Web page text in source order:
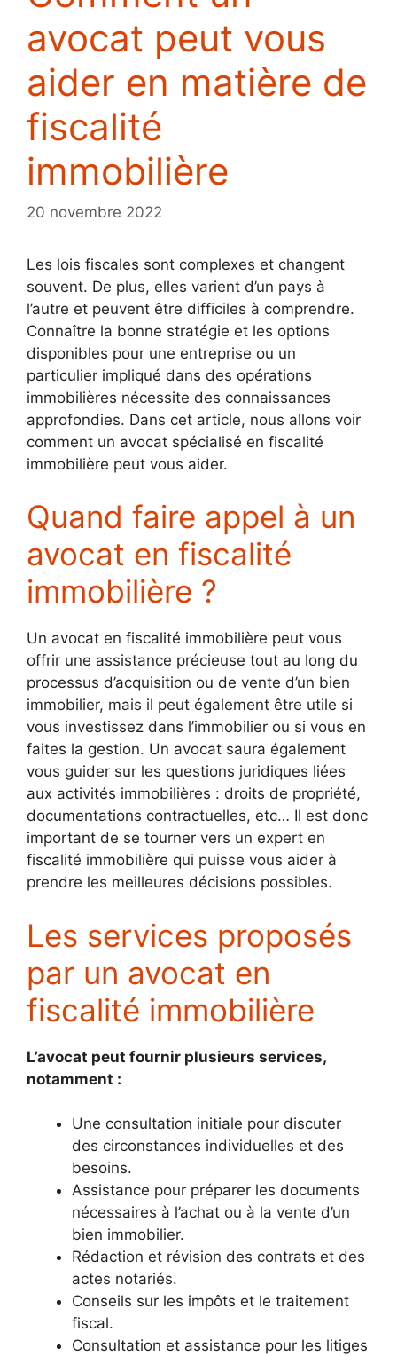
avocat peut vous
aider en matière de
fiscalité
immobilière
20 novembre 2022
Les lois fiscales sont complexes et changent
souvent. De plus, elles varient d’un pays à
l’autre et peuvent être difficiles à comprendre.
Connaître la bonne stratégie et les options
disponibles pour une entreprise ou un
particulier impliqué dans des opérations
immobilières nécessite des connaissances
approfondies. Dans cet article, nous allons voir
comment un avocat spécialisé en fiscalité
immobilière peut vous aider.
Quand faire appel à un
avocat en fiscalité
immobilière ?
Un avocat en fiscalité immobilière peut vous
offrir une assistance précieuse tout au long du
processus d’acquisition ou de vente d’un bien
immobilier, mais il peut également être utile si
vous investissez dans l’immobilier ou si vous en
faites la gestion. Un avocat saura également
vous guider sur les questions juridiques liées
aux activités immobilières : droits de propriété,
documentations contractuelles, etc… Il est donc
important de se tourner vers un expert en
fiscalité immobilière qui puisse vous aider à
prendre les meilleures décisions possibles.
Les services proposés
par un avocat en
fiscalité immobilière
L’avocat peut fournir plusieurs services,
notamment :
Une consultation initiale pour discuter
des circonstances individuelles et des
besoins.
Assistance pour préparer les documents
nécessaires à l’achat ou à la vente d’un
bien immobilier.
Rédaction et révision des contrats et des
actes notariés.
Conseils sur les impôts et le traitement
fiscal.
Consultation et assistance pour les litiges